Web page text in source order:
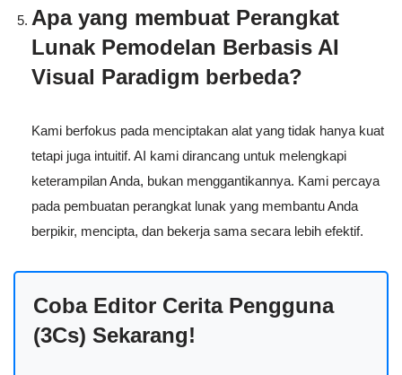
Apa yang membuat Perangkat
Lunak Pemodelan Berbasis AI
Visual Paradigm berbeda?
Kami berfokus pada menciptakan alat yang tidak hanya kuat
tetapi juga intuitif. AI kami dirancang untuk melengkapi
keterampilan Anda, bukan menggantikannya. Kami percaya
pada pembuatan perangkat lunak yang membantu Anda
berpikir, mencipta, dan bekerja sama secara lebih efektif.
Coba Editor Cerita Pengguna
(3Cs) Sekarang!